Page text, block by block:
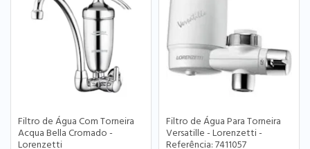
Filtro de Água Com Torneira
Acqua Bella Cromado -
Lorenzetti
Filtro de Água Para Torneira
Versatille - Lorenzetti -
Referência: 7411057